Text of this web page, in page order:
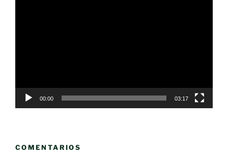
00:00 03:17
COMENTARIOS